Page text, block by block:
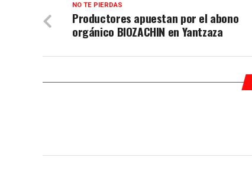
NO TE PIERDAS
Productores apuestan por el abono
orgánico BIOZACHIN en Yantzaza